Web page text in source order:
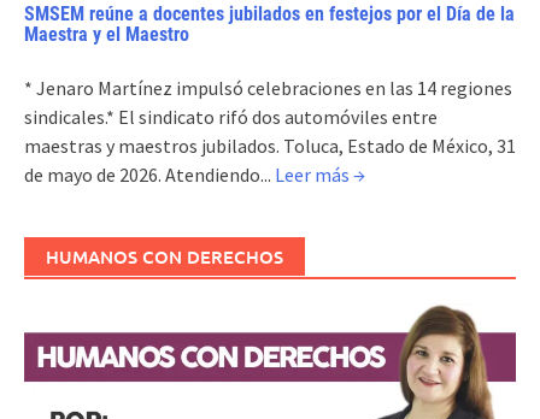
SMSEM reúne a docentes jubilados en festejos por el Día de la
Maestra y el Maestro
* Jenaro Martínez impulsó celebraciones en las 14 regiones
sindicales.* El sindicato rifó dos automóviles entre
maestras y maestros jubilados. Toluca, Estado de México, 31
de mayo de 2026. Atendiendo... Leer más →
HUMANOS CON DERECHOS